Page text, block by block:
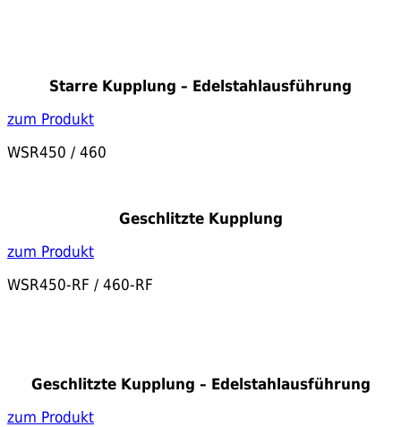
Starre Kupplung – Edelstahlausführung
zum Produkt
WSR450 / 460
Geschlitzte Kupplung
zum Produkt
WSR450-RF / 460-RF
Geschlitzte Kupplung – Edelstahlausführung
zum Produkt